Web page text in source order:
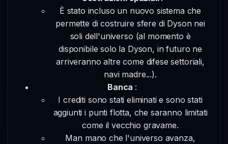
È stato incluso un nuovo sistema che
permette di costruire sfere di Dyson nei
soli dell'universo (al momento è
disponibile solo la Dyson, in futuro ne
arriveranno altre come difese settoriali,
navi madre...).
Banca :
I crediti sono stati eliminati e sono stati
aggiunti i punti flotta, che saranno limitati
come il vecchio gravame.
Man mano che l'universo avanza,